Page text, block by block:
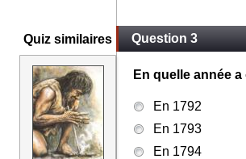
Quiz similaires Question 3
En quelle année
En 1792
En 1793
En 1794